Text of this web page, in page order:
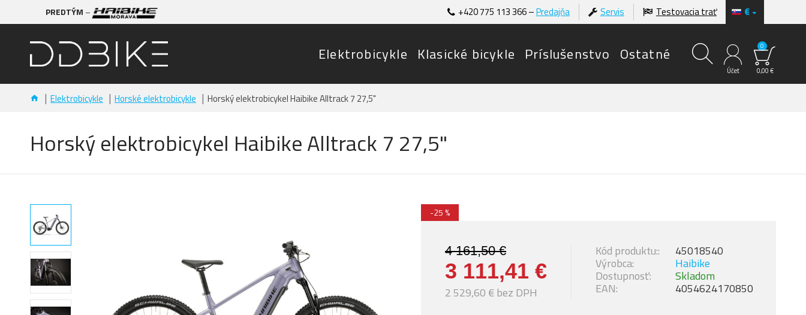
PREDTÝM – €
+420 775 113 366 –Predajňa Servis Testovacia trať
Elektrobicykle Klasické bicykle Príslušenstvo Ostatné
Účet 0,00 €
0
Elektrobicykle Horské elektrobicykle Horský elektrobicykel Haibike Alltrack 7 27,5"
Horský elektrobicykel Haibike Alltrack 7 27,5"
-25 %
4 161,50 €
3 111,41 €
2 529,60 € bez DPH
Dostupnosť: Skladom
Výrobca: Haibike
Kód produktu:: 45018540
EAN: 4054624170850